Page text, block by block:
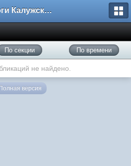
Блоги Калужского перекрестка
По секции По времени
не найдено.
Полная версия